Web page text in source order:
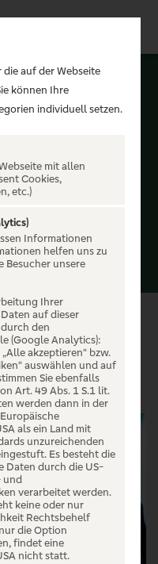
auf der Webseite
können Ihre
individuell setzen.
mit allen
Cookies,
etc.)
Informationen
helfen uns zu
Besucher unsere
Ihrer
auf dieser
den
(Google Analytics):
akzeptieren“ bzw.
auswählen und auf
Sie ebenfalls
Art. 49 Abs. 1 S.1 lit.
werden dann in der
als ein Land mit
unzureichenden
Es besteht die
Daten durch die US-
und
verarbeitet werden.
keine oder nur
Rechtsbehelf
die Option
findet eine
nicht statt.